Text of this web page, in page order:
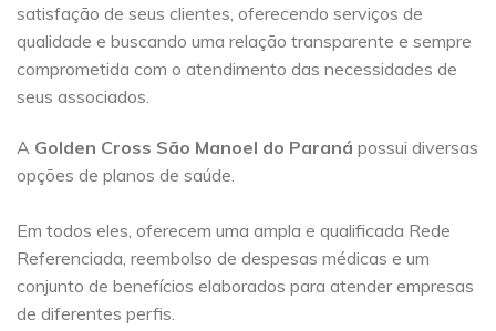
satisfação de seus clientes, oferecendo serviços de
qualidade e buscando uma relação transparente e sempre
comprometida com o atendimento das necessidades de
seus associados.
A Golden Cross São Manoel do Paraná possui diversas
opções de planos de saúde.
Em todos eles, oferecem uma ampla e qualificada Rede
Referenciada, reembolso de despesas médicas e um
conjunto de benefícios elaborados para atender empresas
de diferentes perfis.